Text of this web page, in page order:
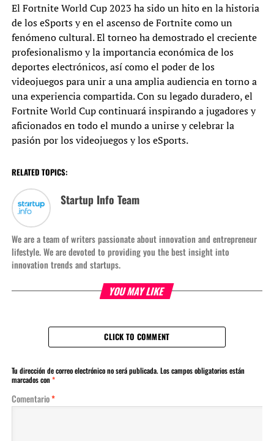
El Fortnite World Cup 2023 ha sido un hito en la historia
de los eSports y en el ascenso de Fortnite como un
fenómeno cultural. El torneo ha demostrado el creciente
profesionalismo y la importancia económica de los
deportes electrónicos, así como el poder de los
videojuegos para unir a una amplia audiencia en torno a
una experiencia compartida. Con su legado duradero, el
Fortnite World Cup continuará inspirando a jugadores y
aficionados en todo el mundo a unirse y celebrar la
pasión por los videojuegos y los eSports.
RELATED TOPICS:
Startup Info Team
We are a team of writers passionate about innovation and entrepreneur
lifestyle. We are devoted to providing you the best insight into
innovation trends and startups.
YOU MAY LIKE
CLICK TO COMMENT
Tu dirección de correo electrónico no será publicada. Los campos obligatorios están
marcados con*
Comentario*